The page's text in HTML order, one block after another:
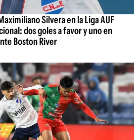
Silvera en la Liga AUF
dos goles a favor y uno en
Boston River